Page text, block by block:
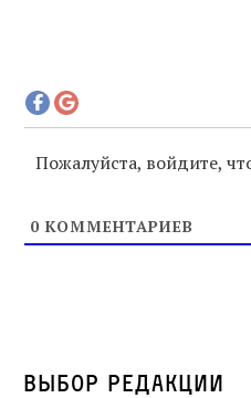
Пожалуйста, войдите,
0 КОММЕНТАРИЕВ
Выбор редакции